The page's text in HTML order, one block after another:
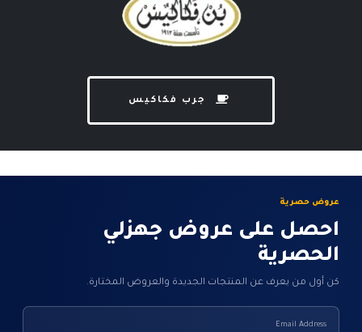
جرب فكاكيس
عروض حصرية
احصل على عروض جهزلي
الحصرية
كن أول من يعرف عن المنتجات الجديدة والعروض المختارة.